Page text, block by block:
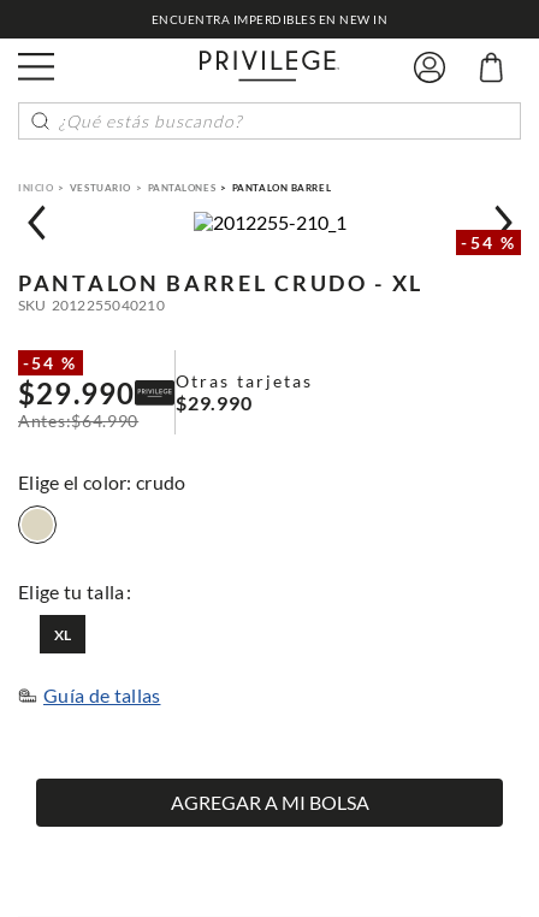
ENCUENTRA IMPERDIBLES EN NEW IN
¿Qué estás buscando?
VESTUARIO PANTALONES PANTALON BARREL
-54 %
PANTALON BARREL CRUDO - XL
SKU 2012255040210
-54 %
$29.990
$64.990
Otras tarjetas
$29.990
: crudo
XL
Guía de tallas
AGREGAR A MI BOLSA